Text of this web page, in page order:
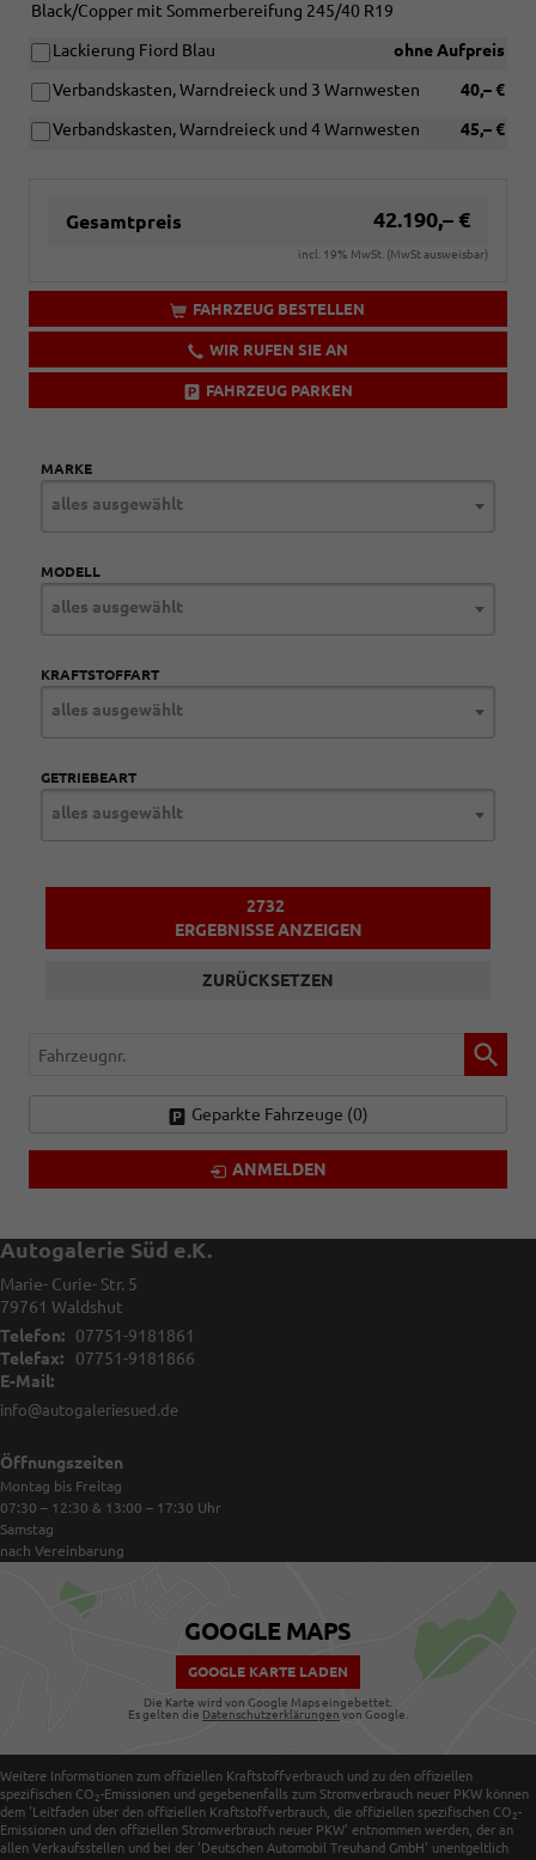
Black/Copper mit Sommerbereifung 245/40 R19
ohne Aufpreis
Lackierung Fiord Blau
40,– €
Verbandskasten, Warndreieck und 3 Warnwesten
45,– €
Verbandskasten, Warndreieck und 4 Warnwesten
Gesamtpreis 42.190,– €
incl. 19% MwSt. (MwSt ausweisbar)
FAHRZEUG BESTELLEN
WIR RUFEN SIE AN
FAHRZEUG PARKEN
MARKE
alles ausgewählt
MODELL
alles ausgewählt
KRAFTSTOFFART
alles ausgewählt
GETRIEBEART
alles ausgewählt
2732
ERGEBNISSE ANZEIGEN
ZURÜCKSETZEN
Fahrzeugnr.
Geparkte Fahrzeuge (0)
ANMELDEN
Autogalerie Süd e.K.
Marie- Curie- Str. 5
79761 Waldshut
Telefon:
07751-9181861
Telefax:
07751-9181866
E-Mail:
info@autogaleriesued.de
Öffnungszeiten
Montag bis Freitag
07:30 – 12:30 & 13:00 – 17:30 Uhr
Samstag
nach Vereinbarung
GOOGLE MAPS
GOOGLE KARTE LADEN
Die Karte wird von Google Maps eingebettet.
Es gelten die Datenschutzerklärungen von Google.
Weitere Informationen zum offiziellen Kraftstoffverbrauch und zu den offiziellen
spezifischen CO 2-Emissionen und gegebenenfalls zum Stromverbrauch neuer PKW können
dem 'Leitfaden über den offiziellen Kraftstoffverbrauch, die offiziellen spezifischen CO 2-
Emissionen und den offiziellen Stromverbrauch neuer PKW' entnommen werden, der an
allen Verkaufsstellen und bei der 'Deutschen Automobil Treuhand GmbH' unentgeltlich